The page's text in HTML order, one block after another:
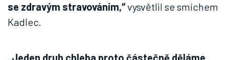
se zdravým stravováním,“vysvětlil se smíchem
Kadlec.
„Jeden druh chleba proto částečně děláme